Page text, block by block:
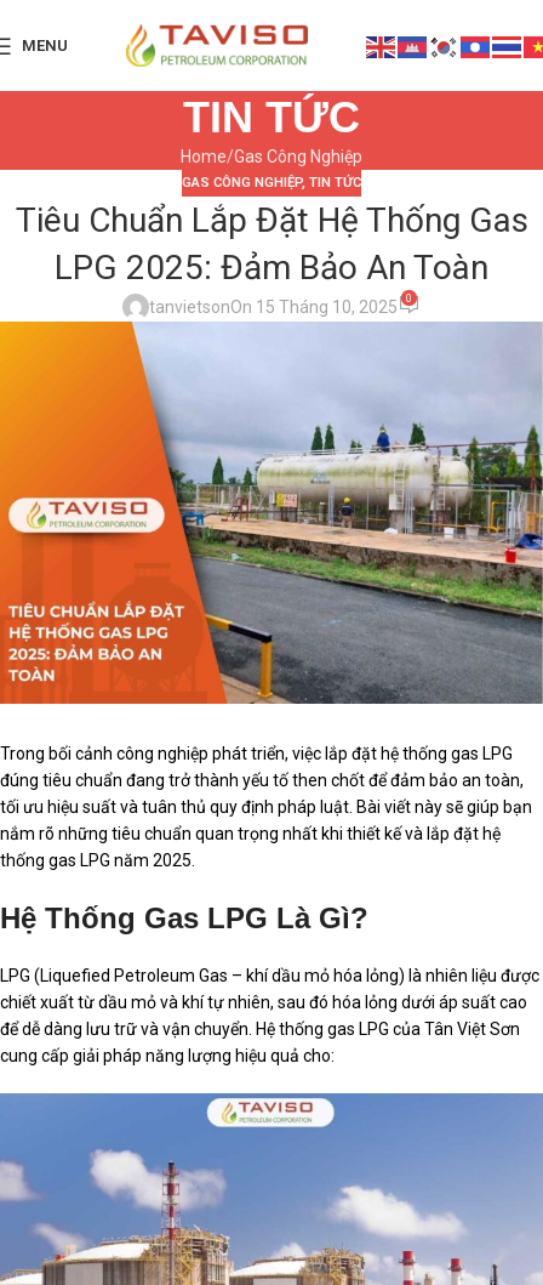
MENU
TIN TỨC
Home Gas Công Nghiệp
GAS CÔNG NGHIỆP, TIN TỨC
Tiêu Chuẩn Lắp Đặt Hệ Thống Gas
LPG 2025: Đảm Bảo An Toàn
tanvietsonOn 15 Tháng 10, 2025 0
Trong bối cảnh công nghiệp phát triển, việc lắp đặt hệ thống gas LPG
đúng tiêu chuẩn đang trở thành yếu tố then chốt để đảm bảo an toàn,
tối ưu hiệu suất và tuân thủ quy định pháp luật. Bài viết này sẽ giúp bạn
nắm rõ những tiêu chuẩn quan trọng nhất khi thiết kế và lắp đặt hệ
thống gas LPG năm 2025.
Hệ Thống Gas LPG Là Gì?
LPG (Liquefied Petroleum Gas – khí dầu mỏ hóa lỏng) là nhiên liệu được
chiết xuất từ dầu mỏ và khí tự nhiên, sau đó hóa lỏng dưới áp suất cao
để dễ dàng lưu trữ và vận chuyển. Hệ thống gas LPG của Tân Việt Sơn
cung cấp giải pháp năng lượng hiệu quả cho: